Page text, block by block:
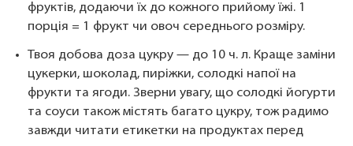
фруктів, додаючи їх до кожного прийому їжі. 1
порція = 1 фрукт чи овоч середнього розміру.
Твоя добова доза цукру — до 10 ч. л. Краще заміни
цукерки, шоколад, пиріжки, солодкі напої на
фрукти та ягоди. Зверни увагу, що солодкі йогурти
та соуси також містять багато цукру, тож радимо
завжди читати етикетки на продуктах перед